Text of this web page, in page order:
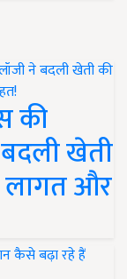
की
खेती
लागत और